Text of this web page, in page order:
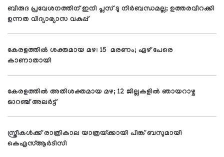
ബിരുദ പ്രവേശനത്തിന് ഇനി പ്ലസ് ടു നിര്‍ബന്ധമല്ല; ഉത്തരവിറക്കി
ഉന്നത വിദ്യാഭ്യാസ വകുപ്പ്
കേരളത്തില്‍ ശക്തമായ മഴ: 15 മരണം; ഏഴ് പേരെ
കാണാതായി
കേരളത്തില്‍ അതിശക്തമായ മഴ; 12 ജില്ലകളില്‍ ഞായറാഴ്ച
ഓറഞ്ച് അലര്‍ട്ട്
സ്ത്രീകള്‍ക്ക് രാത്രികാല യാത്രയ്ക്കായി പിങ്ക് ബസുമായി
കെഎസ്ആര്‍ടിസി